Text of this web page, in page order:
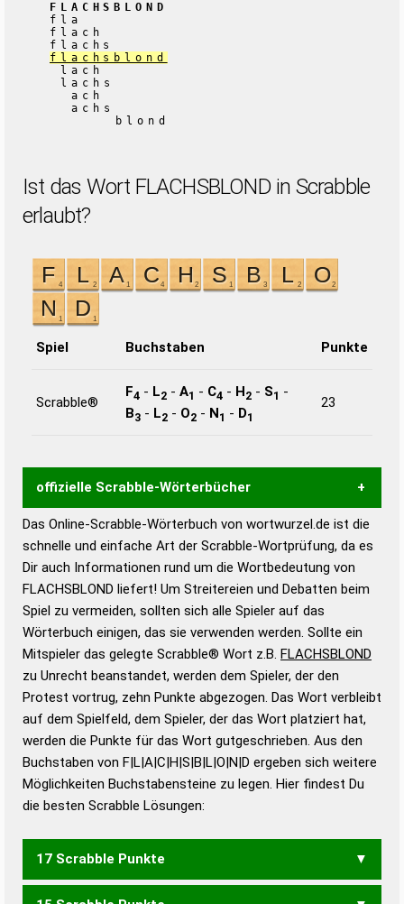
FLACHSBLOND
fla
flach
flachs
flachsblond
lach
lachs
ach
achs
blond
Ist das Wort FLACHSBLOND in Scrabble
erlaubt?
Spiel Buchstaben Punkte
Scrabble®
F4 - L2 - A1 - C4 - H2 - S1 -
B3 - L2 - O2 - N1 - D1
23
offizielle Scrabble-Wörterbücher
Wortwurzel liefert mit Hilfe eines semantischen
Wortanalyse-Algorithmus gute Anhaltspunkte zu
Wortbedeutung, Worttrennung und Wortform, um die
Gültigkeit eines Wortes für das Scrabble-Spiel zu
bestimmen! zugelassene Turnier Scrabble-
Wörterbücher sind:
Duden – Standardwerk in 12 Bänden
Duden – Richtiges und gutes
Deutsch
Duden – Die deutsche Grammatik
Duden – Deutsches
Universalwörterbuch
Das Online-Scrabble-Wörterbuch von wortwurzel.de ist die
schnelle und einfache Art der Scrabble-Wortprüfung, da es
Dir auch Informationen rund um die Wortbedeutung von
FLACHSBLOND liefert! Um Streitereien und Debatten beim
Spiel zu vermeiden, sollten sich alle Spieler auf das
Wörterbuch einigen, das sie verwenden werden. Sollte ein
Mitspieler das gelegte Scrabble® Wort z.B. FLACHSBLOND
zu Unrecht beanstandet, werden dem Spieler, der den
Protest vortrug, zehn Punkte abgezogen. Das Wort verbleibt
auf dem Spielfeld, dem Spieler, der das Wort platziert hat,
werden die Punkte für das Wort gutgeschrieben. Aus den
Buchstaben von F|L|A|C|H|S|B|L|O|N|D ergeben sich weitere
Möglichkeiten Buchstabensteine zu legen. Hier findest Du
die besten Scrabble Lösungen:
17 Scrabble Punkte